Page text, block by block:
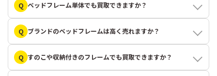
Q ベッドフレーム単体でも買取できますか？
Q ブランドのベッドフレームは高く売れますか？
Q すのこや収納付きのフレームでも買取できますか？